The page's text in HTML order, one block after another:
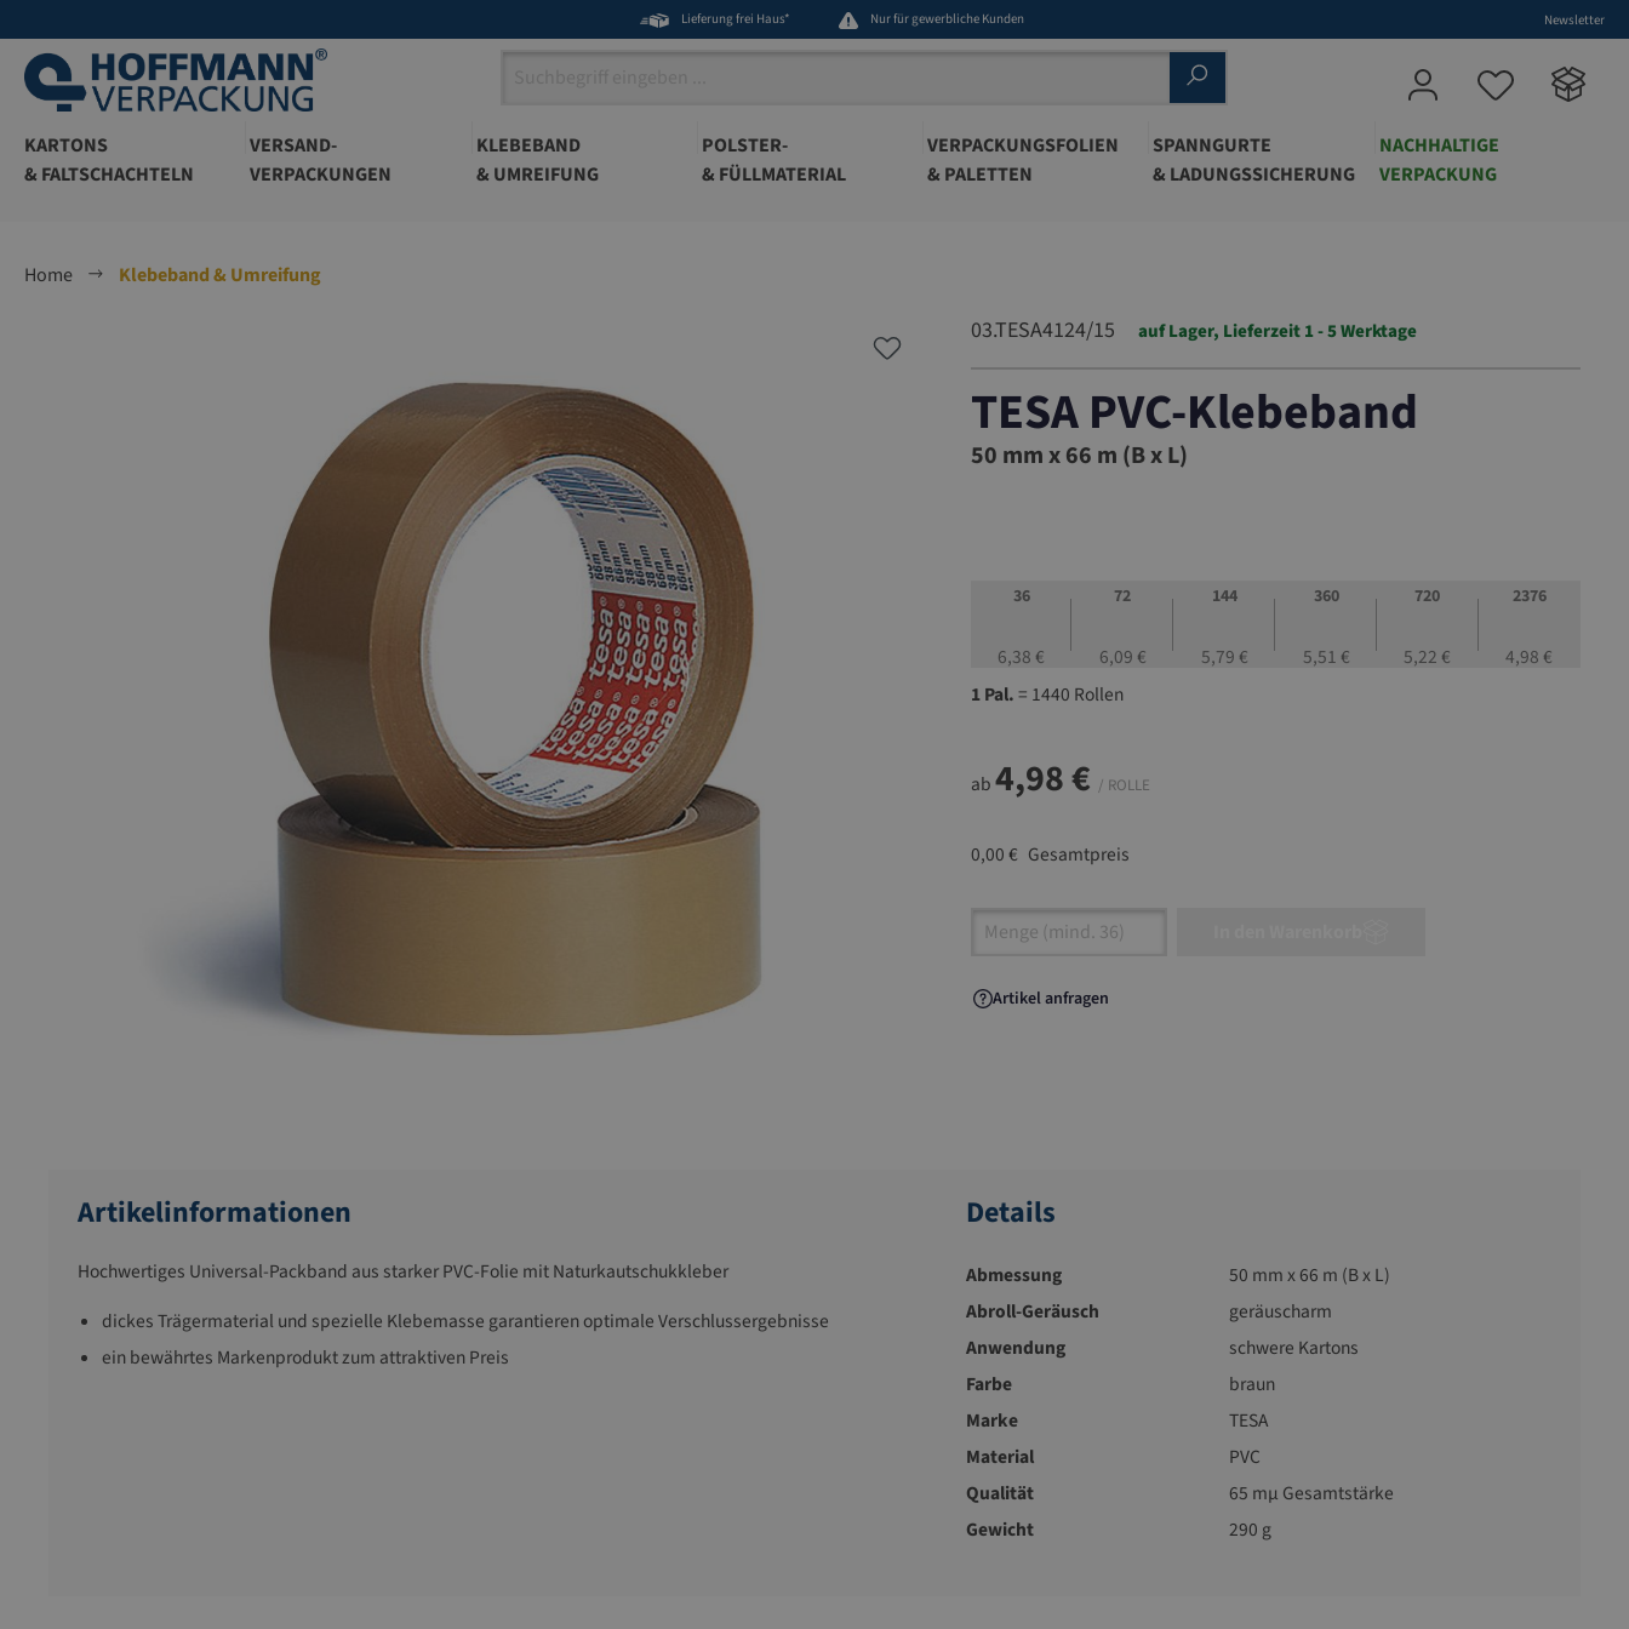
Lieferung frei Haus* Nur für gewerbliche Kunden Newsletter
KARTONS
& FALTSCHACHTELN
VERSAND-
VERPACKUNGEN
KLEBEBAND
& UMREIFUNG
POLSTER-
& FÜLLMATERIAL
VERPACKUNGSFOLIEN
& PALETTEN
SPANNGURTE
& LADUNGSSICHERUNG
NACHHALTIGE
VERPACKUNG
Home
Klebeband & Umreifung
03.TESA4124/15 auf Lager, Lieferzeit 1 - 5 Werktage
TESA PVC-Klebeband
03.TESA4124/15
50 mm x 66 m (B x L)
36
6,38 €
72
6,09 €
144
5,79 €
360
5,51 €
720
5,22 €
2376
4,98 €
1 Pal.= 1440 Rollen
ab4,98 € / ROLLE
0,00 € Gesamtpreis
Artikel Anzahl: Gib den gewünschten Wert ein oder
Artikel anfragen
Artikelinformationen
Hochwertiges Universal-Packband aus starker PVC-Folie mit Naturkautschukkleber
dickes Trägermaterial und spezielle Klebemasse garantieren optimale Verschlussergebnisse
ein bewährtes Markenprodukt zum attraktiven Preis
Details
Abmessung
50 mm x 66 m (B x L)
Abroll-Geräusch
geräuscharm
Anwendung
schwere Kartons
Farbe
braun
Marke
TESA
Material
PVC
Qualität
65 mµ Gesamtstärke
Gewicht
290 g